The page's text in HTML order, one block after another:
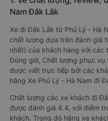
Nam Đắk Lắk
Xe đi Đắk Lắk từ Phủ Lý - Hà
chất lượng dựa trên đánh giá
nhất) của khách hàng với các
Đúng giờ, Chất lượng phục vụ
được viết trực tiếp bởi các
hãng Xe Phủ Lý - Hà Nam đi
Chất lượng các xe khách đi
được đánh giá 4.4, với điểm
khách. Trong đó hãng xe